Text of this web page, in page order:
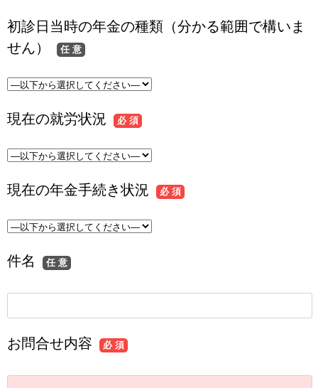
初診日当時の年金の種類（分かる範囲で構いま
せん）
任 意
現在の就労状況 必 須
現在の年金手続き状況 必 須
件名 任 意
お問合せ内容 必 須